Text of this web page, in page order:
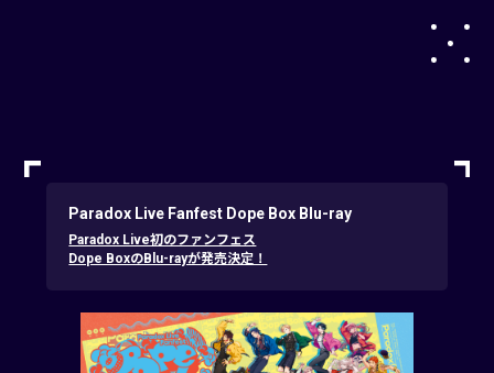
Paradox Live Fanfest Dope Box Blu-ray
Paradox Live初のファンフェス
Dope BoxのBlu-rayが発売決定！